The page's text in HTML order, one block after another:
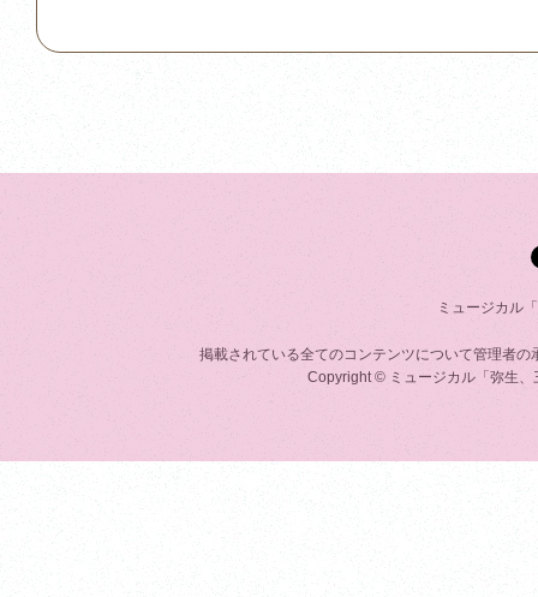
ミュージカル
掲載されている全てのコンテンツについて管理者
Copyright © ミュージカル「弥生